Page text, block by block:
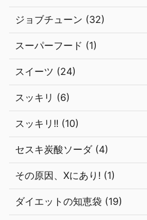
ジョブチューン (32)
スーパーフード (1)
スイーツ (24)
スッキリ (6)
スッキリ!! (10)
セスキ炭酸ソーダ (4)
その原因、Xにあり! (1)
ダイエットの知恵袋 (19)